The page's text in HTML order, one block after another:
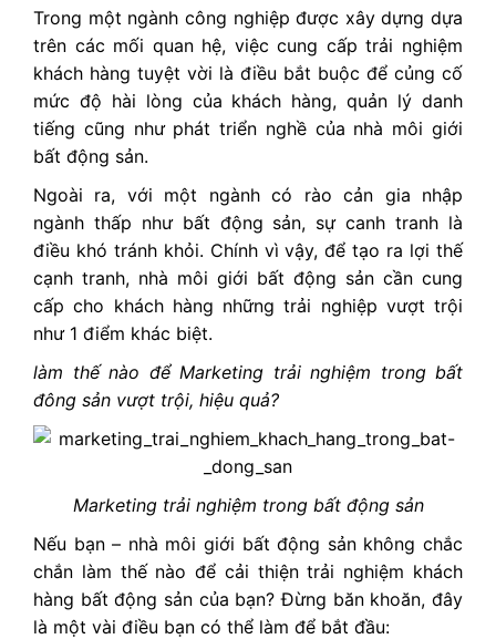
Trong một ngành công nghiệp được xây dựng dựa
trên các mối quan hệ, việc cung cấp trải nghiệm
khách hàng tuyệt vời là điều bắt buộc để củng cố
mức độ hài lòng của khách hàng, quản lý danh
tiếng cũng như phát triển nghề của nhà môi giới
bất động sản.
Ngoài ra, với một ngành có rào cản gia nhập
ngành thấp như bất động sản, sự canh tranh là
điều khó tránh khỏi. Chính vì vậy, để tạo ra lợi thế
cạnh tranh, nhà môi giới bất động sản cần cung
cấp cho khách hàng những trải nghiệp vượt trội
như 1 điểm khác biệt.
làm thế nào để Marketing trải nghiệm trong bất
đông sản vượt trội, hiệu quả?
Marketing trải nghiệm trong bất động sản
Nếu bạn – nhà môi giới bất động sản không chắc
chắn làm thế nào để cải thiện trải nghiệm khách
hàng bất động sản của bạn? Đừng băn khoăn, đây
là một vài điều bạn có thể làm để bắt đầu: